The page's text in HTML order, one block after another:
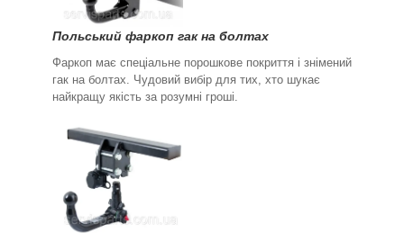
Польський фаркоп гак на болтах
Фаркоп має спеціальне порошкове покриття і знімений
гак на болтах. Чудовий вибір для тих, хто шукає
найкращу якість за розумні гроші.